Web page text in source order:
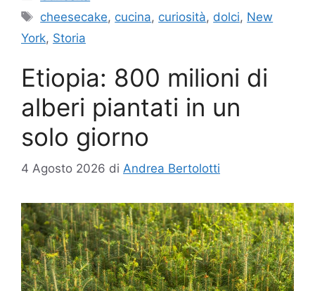
Tag
cheesecake, cucina, curiosità, dolci, New
York, Storia
Etiopia: 800 milioni di
alberi piantati in un
solo giorno
4 Agosto 2026 di Andrea Bertolotti